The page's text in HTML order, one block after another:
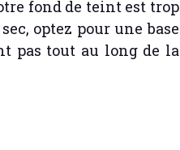
fond de teint est trop
optez pour une base
pas tout au long de la